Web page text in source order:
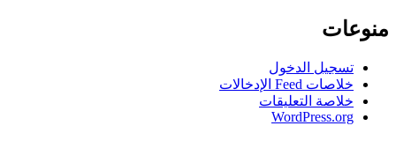
منوعات
تسجيل الدخول
خلاصات Feed الإدخالات
خلاصة التعليقات
WordPress.org